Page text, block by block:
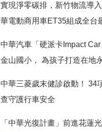
實現淨零碳排，新竹物流導
華電動商用車ET35組成全台
中華汽車「硬派卡Impact Car
金山國小， 為孩子打造在地
中華三菱歲末健診啟動！ 34
查守護行車安全
「中華光復計畫」前進花蓮